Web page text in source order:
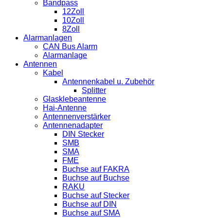
Bandpass
12Zoll
10Zoll
8Zoll
Alarmanlagen
CAN Bus Alarm
Alarmanlage
Antennen
Kabel
Antennenkabel u. Zubehör
Splitter
Glasklebeantenne
Hai-Antenne
Antennenverstärker
Antennenadapter
DIN Stecker
SMB
SMA
FME
Buchse auf FAKRA
Buchse auf Buchse
RAKU
Buchse auf Stecker
Buchse auf DIN
Buchse auf SMA